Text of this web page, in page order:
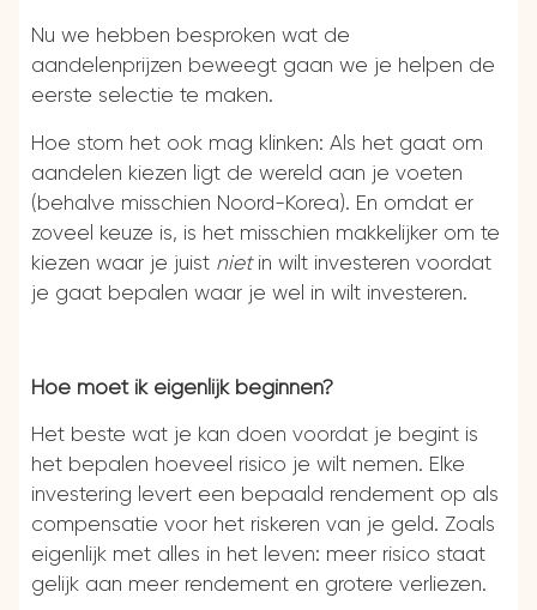
Nu we hebben besproken wat de
aandelenprijzen beweegt gaan we je helpen de
eerste selectie te maken.
Hoe stom het ook mag klinken: Als het gaat om
aandelen kiezen ligt de wereld aan je voeten
(behalve misschien Noord-Korea). En omdat er
zoveel keuze is, is het misschien makkelijker om te
kiezen waar je juist nietin wilt investeren voordat
je gaat bepalen waar je wel in wilt investeren.
Hoe moet ik eigenlijk beginnen?
Het beste wat je kan doen voordat je begint is
het bepalen hoeveel risico je wilt nemen. Elke
investering levert een bepaald rendement op als
compensatie voor het riskeren van je geld. Zoals
eigenlijk met alles in het leven: meer risico staat
gelijk aan meer rendement en grotere verliezen.